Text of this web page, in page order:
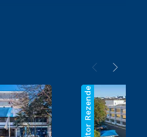
Reitor Rezende